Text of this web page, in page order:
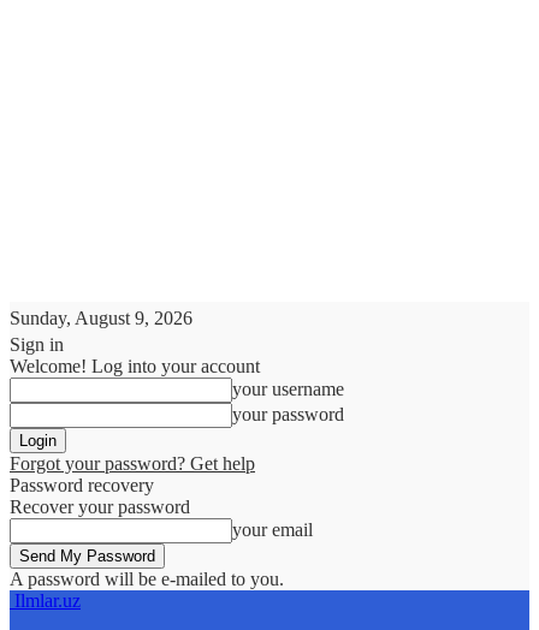
Sunday, August 9, 2026
Sign in
Welcome! Log into your account
your username
your password
Forgot your password? Get help
Password recovery
Recover your password
your email
A password will be e-mailed to you.
Ilmlar.uz